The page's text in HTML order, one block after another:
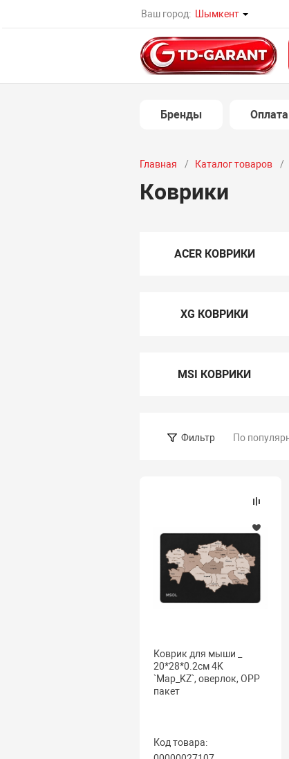
Ваш город: Шымкент
Бренды
Главная Каталог товаров
Коврики
ACER КОВРИКИ
XG КОВРИКИ
MSI КОВРИКИ
Фильтр По
Коврик для мыши _
20*28*0.2см 4K
`Map_KZ`, оверлок, OPP
пакет
Код товара: